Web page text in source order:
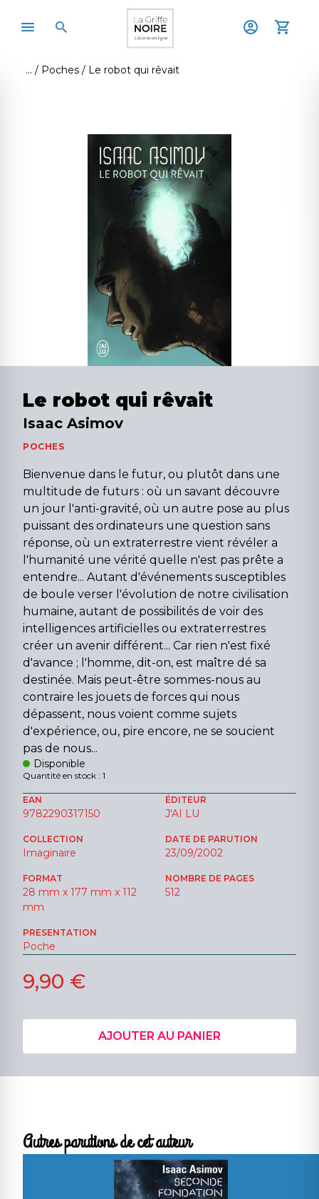
Poches Le robot qui rêvait
Le robot qui rêvait
Isaac Asimov
POCHES
Bienvenue dans le futur, ou plutôt dans une
multitude de futurs : où un savant découvre
un jour l'anti-gravité, où un autre pose au plus
puissant des ordinateurs une question sans
réponse, où un extraterrestre vient révéler a
l'humanité une vérité quelle n'est pas prête a
entendre... Autant d'événements susceptibles
de boule verser l'évolution de notre civilisation
humaine, autant de possibilités de voir des
intelligences artificielles ou extraterrestres
créer un avenir différent... Car rien n'est fixé
d'avance ; l'homme, dit-on, est maître dé sa
destinée. Mais peut-être sommes-nous au
contraire les jouets de forces qui nous
dépassent, nous voient comme sujets
d'expérience, ou, pire encore, ne se soucient
pas de nous...
Disponible
Quantité en stock : 1
EAN
9782290317150
ÉDITEUR
J'AI LU
COLLECTION
Imaginaire
DATE DE PARUTION
23/09/2002
FORMAT
28 mm x 177 mm x 112
mm
NOMBRE DE PAGES
512
PRESENTATION
Poche
9,90 €
AJOUTER AU PANIER
Autres parutions de cet auteur